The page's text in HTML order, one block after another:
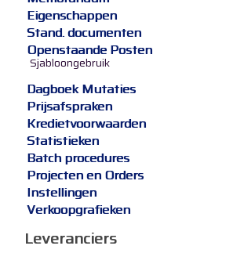
Eigenschappen
Stand. documenten
Openstaande Posten
Sjabloongebruik
Dagboek Mutaties
Prijsafspraken
Kredietvoorwaarden
Statistieken
Batch procedures
Projecten en Orders
Instellingen
Verkoopgrafieken
Leveranciers